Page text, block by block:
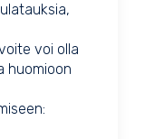
voi olla
huomioon